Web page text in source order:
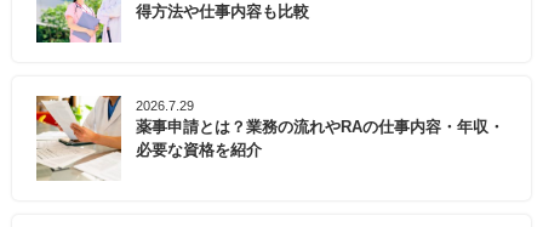
得方法や仕事内容も比較
2026.7.29
薬事申請とは？業務の流れやRAの仕事内容・年収・
必要な資格を紹介